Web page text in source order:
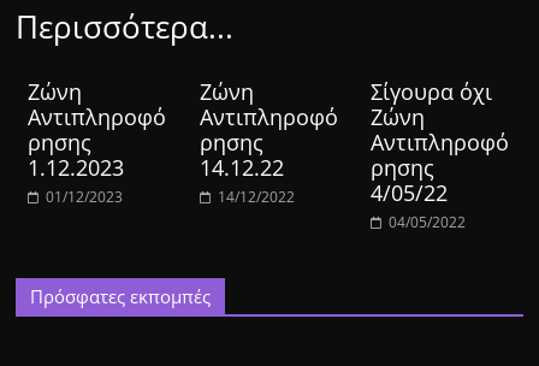
Περισσότερα...
Ζώνη
Αντιπληροφό
ρησης
1.12.2023
01/12/2023
Ζώνη
Αντιπληροφό
ρησης
14.12.22
14/12/2022
Σίγουρα όχι
Ζώνη
Αντιπληροφό
ρησης
4/05/22
04/05/2022
Πρόσφατες εκπομπές